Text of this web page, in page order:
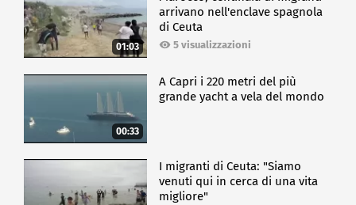
01:03
arrivano nell'enclave spagnola
di Ceuta
5 visualizzazioni
00:33
A Capri i 220 metri del più
grande yacht a vela del mondo
I migranti di Ceuta: "Siamo
venuti qui in cerca di una vita
migliore"